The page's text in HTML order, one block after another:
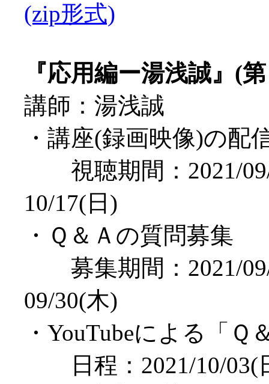
(zip形式)
『応用編ー湯浅誠』(
講師：湯浅誠
・講座(録画映像)の配
視聴期間：2021/
10/17(日)
・Ｑ＆Ａの質問募集
募集期間：2021/
09/30(木)
・YouTubeによる「
日程：2021/10/03(